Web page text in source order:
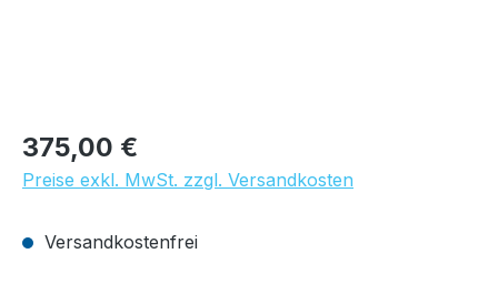
Regulärer Preis:
375,00 €
Preise exkl. MwSt. zzgl. Versandkosten
Versandkostenfrei